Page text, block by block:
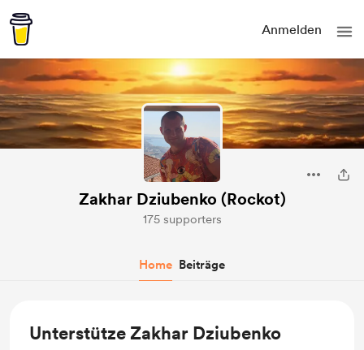
Anmelden
Zakhar Dziubenko (Rockot)
175 supporters
Home Beiträge
Unterstütze Zakhar Dziubenko